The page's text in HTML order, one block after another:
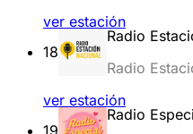
Buena
Desde
18
Radio
Radio
arte de
enfocada a
ver estación
Radio
ver estación